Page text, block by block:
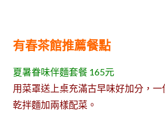
有春茶館推薦餐點
夏暑眷味伴麵套餐 165元
用菜罩送上桌充滿古早味好加分，
乾拌麵加兩樣配菜。